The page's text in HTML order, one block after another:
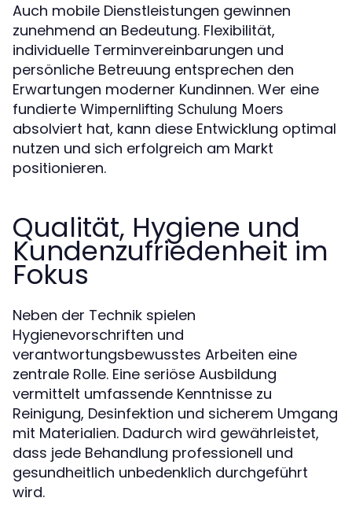
Auch mobile Dienstleistungen gewinnen
zunehmend an Bedeutung. Flexibilität,
individuelle Terminvereinbarungen und
persönliche Betreuung entsprechen den
Erwartungen moderner Kundinnen. Wer eine
fundierte Wimpernlifting Schulung Moers
absolviert hat, kann diese Entwicklung optimal
nutzen und sich erfolgreich am Markt
positionieren.
Qualität, Hygiene und
Kundenzufriedenheit im
Fokus
Neben der Technik spielen
Hygienevorschriften und
verantwortungsbewusstes Arbeiten eine
zentrale Rolle. Eine seriöse Ausbildung
vermittelt umfassende Kenntnisse zu
Reinigung, Desinfektion und sicherem Umgang
mit Materialien. Dadurch wird gewährleistet,
dass jede Behandlung professionell und
gesundheitlich unbedenklich durchgeführt
wird.